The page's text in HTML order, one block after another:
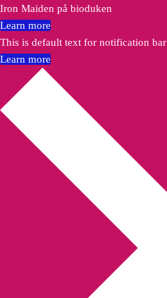
Iron Maiden på bioduken
Learn more
This is default text for notification bar
Learn more